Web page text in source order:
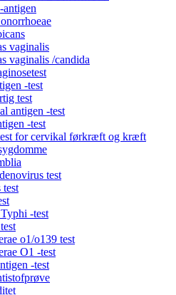
vaginalis
vaginalis /candida
-test
test
antigen -test
-test
for cervikal førkræft og kræft
test
test
-test
o1/o139 test
O1 -test
-test